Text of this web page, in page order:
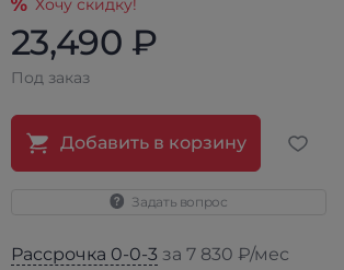
Хочу скидку!
23,490 ₽
Под заказ
Добавить в корзину
Задать вопрос
Рассрочка 0-0-3 за 7 830 ₽/мес